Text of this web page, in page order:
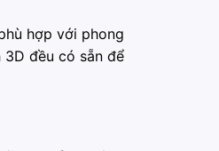
hợp với phong
đều có sẵn để